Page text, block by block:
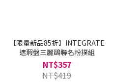
【限量新品85折】INTEGRATE
遮瑕盤三麗鷗聯名粉撲組
NT$357
NT$419